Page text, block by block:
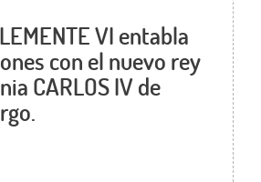
VI entabla
con el nuevo rey
CARLOS IV de